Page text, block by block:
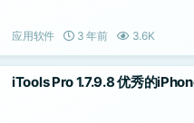
应用软件 3 年前 3.6K
iTools Pro 1.7.9.8 优秀的